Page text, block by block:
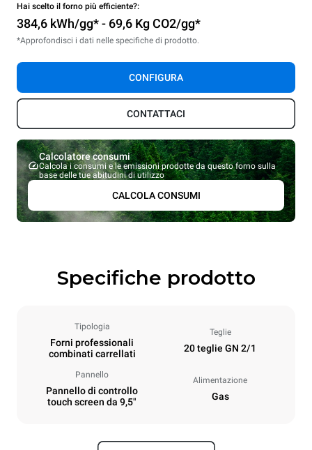
Hai scelto il forno più efficiente?:
384,6 kWh/gg* - 69,6 Kg CO2/gg*
*Approfondisci i dati nelle specifiche di prodotto.
CONFIGURA
CONTATTACI
Calcolatore consumi
Calcola i consumi e le emissioni prodotte da questo forno sulla
base delle tue abitudini di utilizzo
CALCOLA CONSUMI
Specifiche prodotto
Tipologia
Forni professionali
combinati carrellati
Teglie
20 teglie GN 2/1
Pannello
Pannello di controllo
touch screen da 9,5"
Alimentazione
Gas